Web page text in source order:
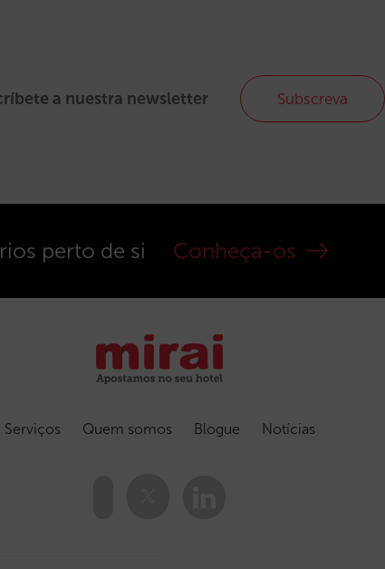
a nuestra newsletter Subscreva
perto de si Conheça-os
Serviços Quem somos Blogue Notícias